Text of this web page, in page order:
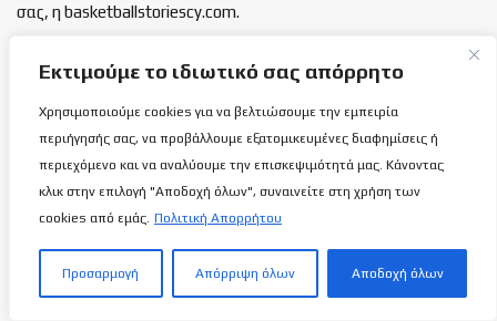
Εκτιμούμε το ιδιωτικό σας απόρρητο
Χρησιμοποιούμε cookies για να βελτιώσουμε την εμπειρία
περιήγησής σας, να προβάλλουμε εξατομικευμένες διαφημίσεις ή
περιεχόμενο και να αναλύουμε την επισκεψιμότητά μας. Κάνοντας
κλικ στην επιλογή "Αποδοχή όλων", συναινείτε στη χρήση των
cookies από εμάς. Πολιτική Απορρήτου
Προσαρμογή Απόρριψη όλων Αποδοχή όλων
σας, η basketballstoriescy.com.
Κανένα μα κανένα κείμενο σε αυτήν την ιστοσελίδα, δεν
καλαθόσφαιρα | ιστορία | πνεύμα | πολιτεία
Τελευταία άρθρα
χρόνια ΑΠΟΕΛ: Περιγράφοντας το
Σύμβολο…